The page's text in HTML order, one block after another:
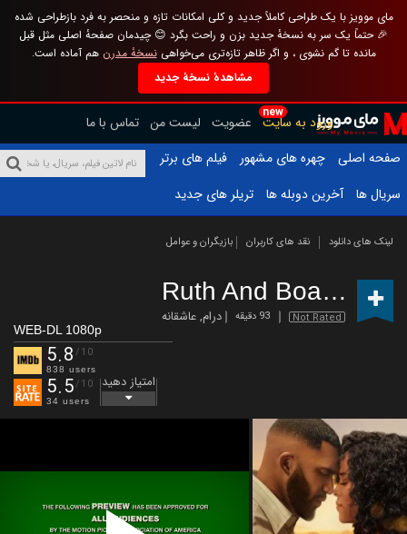
مای موویز با یک طراحی کاملاً جدید و کلی امکانات تازه و منحصر به فرد بازطراحی شده
🎉 حتماً یک سر به نسخهٔ جدید بزن و راحت بگرد 😊 چیدمان صفحهٔ اصلی مثل قبل
مانده تا گم نشوی ، و اگر ظاهر تازه‌تری می‌خواهینسخهٔ مدرن هم آماده است.
مشاهدهٔ نسخهٔ جدید
new
ورود به سایت عضویت لیست من تماس با ما
صفحه اصلی
چهره های مشهور
فیلم های برتر
سریال ها
آخرین دوبله ها تریلر های جدید
لینک های دانلود نقد های کاربران بازیگران و عوامل
Ruth And Boaz(2025)
Not Rated 93 دقیقه درام,عاشقانه
WEB-DL 1080p
5.8 /10
838 users
5.5/10
34 users
امتیاز دهید